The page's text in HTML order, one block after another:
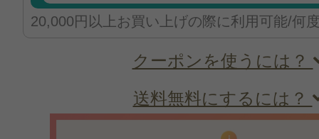
20,000円以上お買い上げの際に利用可能/何
クーポンを使うには？
送料無料にするには？